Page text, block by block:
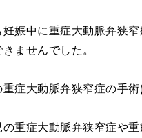
妊娠中に重症大動脈弁狭
ませんでした。
症大動脈弁狭窄症の手術
重症大動脈弁狭窄症や重